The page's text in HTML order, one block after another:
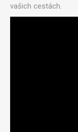
vašich cestách.